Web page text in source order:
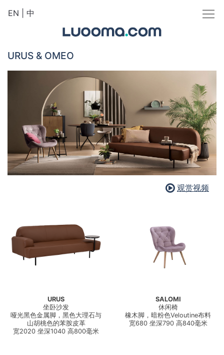
EN 中
URUS & OMEO
观赏视频
URUS
坐卧沙发
哑光黑色金属脚，黑色大理石与
山胡桃色的苯胺皮革
宽2020 坐深1040 高800毫米
SALOMI
休闲椅
橡木脚，暗粉色Veloutine布料
宽680 坐深790 高840毫米